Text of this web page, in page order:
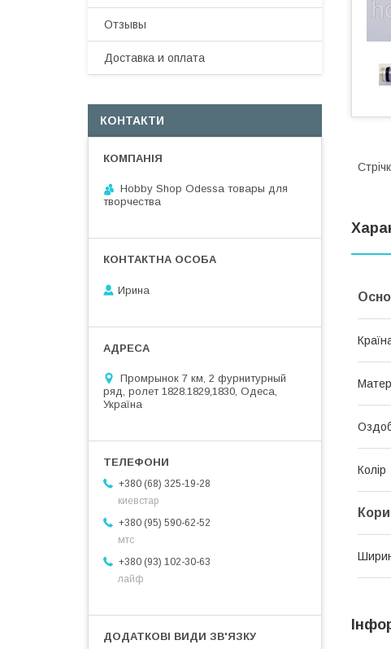
Колір
Отзывы
Доставка и оплата
КОНТАКТИ
Hobby Shop Odessa товары для
творчества
Ирина
Промрынок 7 км, 2 фурнитурный
ряд, ролет 1828.1829,1830, Одеса,
Україна
+380 (68) 325-19-28
киевстар
+380 (95) 590-62-52
мтс
+380 (93) 102-30-63
лайф